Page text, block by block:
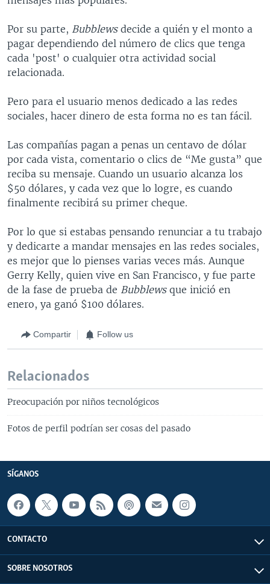
Por su parte, Bubblewsdecide a quién y el monto a
pagar dependiendo del número de clics que tenga
cada 'post' o cualquier otra actividad social
relacionada.
Pero para el usuario menos dedicado a las redes
sociales, hacer dinero de esta forma no es tan fácil.
Las compañías pagan a penas un centavo de dólar
por cada vista, comentario o clics de “Me gusta” que
reciba su mensaje. Cuando un usuario alcanza los
$50 dólares, y cada vez que lo logre, es cuando
finalmente recibirá su primer cheque.
Por lo que si estabas pensando renunciar a tu trabajo
y dedicarte a mandar mensajes en las redes sociales,
es mejor que lo pienses varias veces más. Aunque
Gerry Kelly, quien vive en San Francisco, y fue parte
de la fase de prueba de Bubblewsque inició en
enero, ya ganó $100 dólares.
Compartir Follow us
Relacionados
Preocupación por niños tecnológicos
Fotos de perfil podrían ser cosas del pasado
SÍGANOS
CONTACTO
SOBRE NOSOTROS